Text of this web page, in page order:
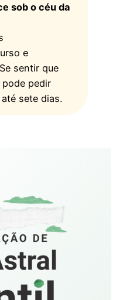
sob o céu da
e
sentir que
pedir
sete dias.